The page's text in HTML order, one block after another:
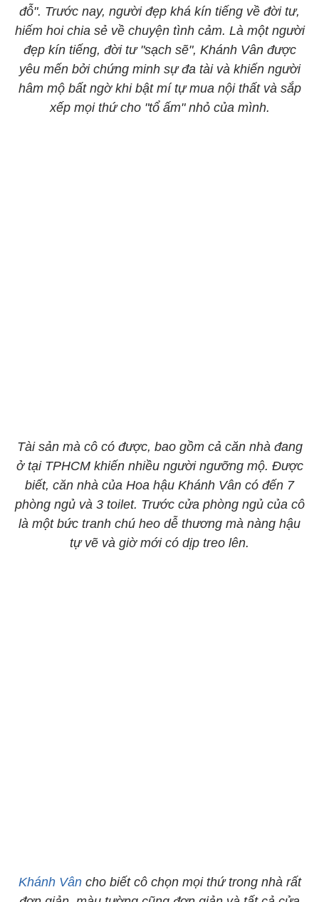
đỗ". Trước nay, người đẹp khá kín tiếng về đời tư,
hiếm hoi chia sẻ về chuyện tình cảm. Là một người
đẹp kín tiếng, đời tư "sạch sẽ", Khánh Vân được
yêu mến bởi chứng minh sự đa tài và khiến người
hâm mộ bất ngờ khi bật mí tự mua nội thất và sắp
xếp mọi thứ cho "tổ ấm" nhỏ của mình.
Tài sản mà cô có được, bao gồm cả căn nhà đang
ở tại TPHCM khiến nhiều người ngưỡng mộ. Được
biết, căn nhà của Hoa hậu Khánh Vân có đến 7
phòng ngủ và 3 toilet. Trước cửa phòng ngủ của cô
là một bức tranh chú heo dễ thương mà nàng hậu
tự vẽ và giờ mới có dịp treo lên.
Khánh Vâncho biết cô chọn mọi thứ trong nhà rất